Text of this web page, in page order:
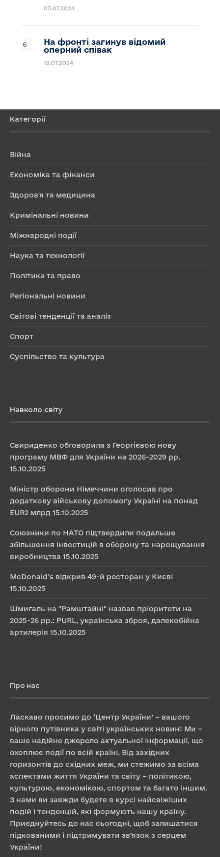
03.07.2024
На фронті загинув відомий
оперний співак
12.07.2024
Категорії
Війна
Економіка та фінанси
Здоров'я та медицина
Кримінальні новини
Міжнародні події
Наука та технології
Політика та право
Регіональні новини
Світові тенденції та аналіз
Спорт
Суспільство та культура
Навколо світу
Свириденко обговорила з Георгієвою нову
програму МВФ для України на 2026-2029 рр.
15.10.2025
Міністр оборони Німеччини оголосив про
додаткову військову допомогу Україні на понад
EUR2 млрд 15.10.2025
Союзники по НАТО підтвердили подальше
збільшення інвестицій в оборону та нарощування
виробництва 15.10.2025
McDonald’s відкрив 49-й ресторан у Києві
15.10.2025
Шмигаль на "Рамштайні" назвав пріоритети на
2025-26 рр.: PURL, українська зброя, далекобійна
артилерія 15.10.2025
Про нас
Ласкаво просимо до ‘Центр України’ – вашого
вірного путівника у світі українських новин! Ми –
ваше надійне джерело актуальної інформації, що
охоплює події по всій країні. Від західних
горизонтів до східних меж, ми стежимо за всіма
аспектами життя України та світу – політикою,
культурою, економікою, спортом та багато іншим.
З нами ви завжди будете в курсі найсвіжіших
подій і тенденцій, які формують нашу країну.
Приєднуйтесь до нас сьогодні, щоб залишатися
підкованими і підтримувати зв’язок з серцем
України!